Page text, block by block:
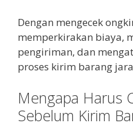
Dengan mengecek
memperkirakan biaya,
pengiriman, dan
proses kirim barang
Mengapa Harus
Sebelum Kirim